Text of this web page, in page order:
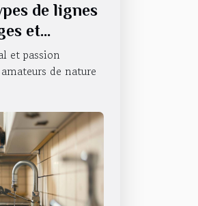
de lignes
et
et passion
de nature